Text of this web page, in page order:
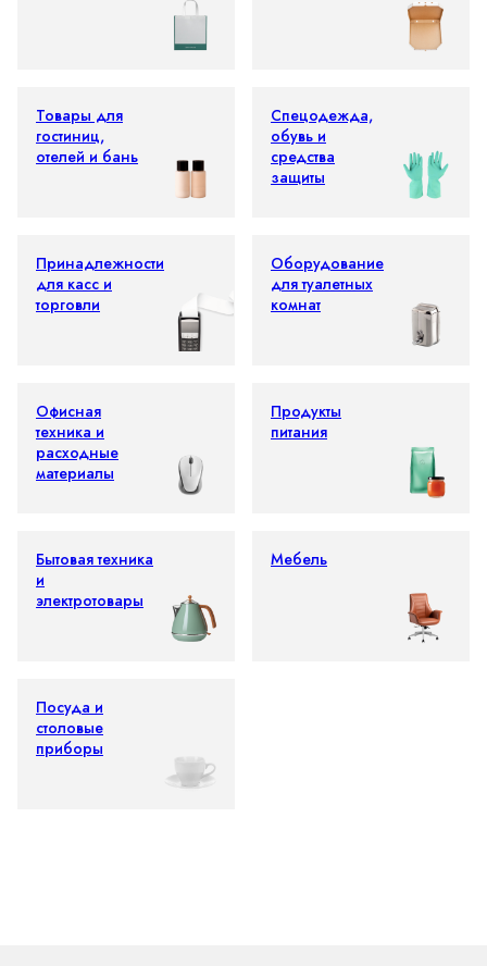
Товары для
гостиниц,
отелей и бань
Спецодежда,
обувь и
средства
защиты
Принадлежности
для касс и
торговли
Оборудование
для туалетных
комнат
Офисная
техника и
расходные
материалы
Продукты
питания
Бытовая техника
и
электротовары
Мебель
Посуда и
столовые
приборы